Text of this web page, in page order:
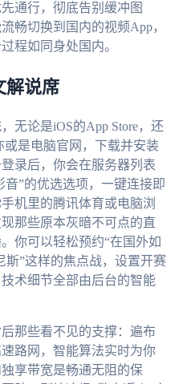
通行，彻底告别缓冲图
畅切换到国内的视频App，
程如同身处国内。
解说席
无论是iOS的App Store，还
或是电脑官网，下载并安装
录后，你会在服务器列表
音”的优选选项，一键连接即
机里的腾讯体育或电脑浏
那些原本灰暗不可点的直
你可以轻松预约“在国外如
斯”这样的焦点战，设置开赛
术细节全部由后台的智能
那些看不见的支撑：遍布
路网，智能算法实时为你
享带宽是畅通无阻的保